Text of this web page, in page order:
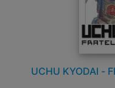
UCHU KYODAI -